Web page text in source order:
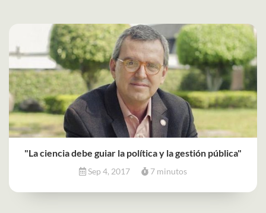
"La ciencia debe guiar la política y la gestión pública"
Sep 4, 2017 7 minutos